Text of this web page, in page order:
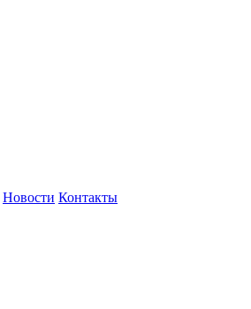
Новости Контакты